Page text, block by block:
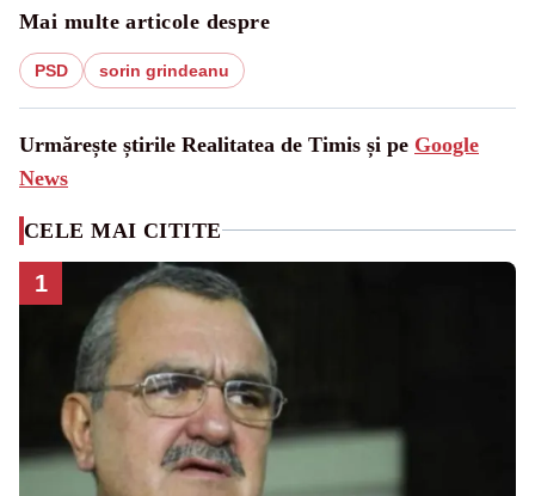
Mai multe articole despre
PSD sorin grindeanu
Urmărește știrile Realitatea de Timis și pe Google
News
CELE MAI CITITE
1